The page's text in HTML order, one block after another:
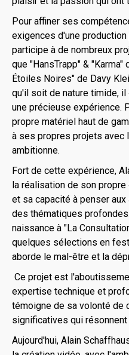
Pour affiner ses
exigences d'une
participe à de nombreux
que "HansTrapp" &
Étoiles Noires" de Davy
qu'il soit de nature timide,
une précieuse expérience.
propre matériel haut de
à ses propres projets avec
ambitionne.
Fort de cette expérience,
la réalisation de son
et sa capacité à penser
des thématiques
naissance à "La
quelques sélections en
aborde le mal-être et la
Ce projet est
expertise technique et
témoigne de sa volonté de
significatives qui
Aujourd'hui, Alain